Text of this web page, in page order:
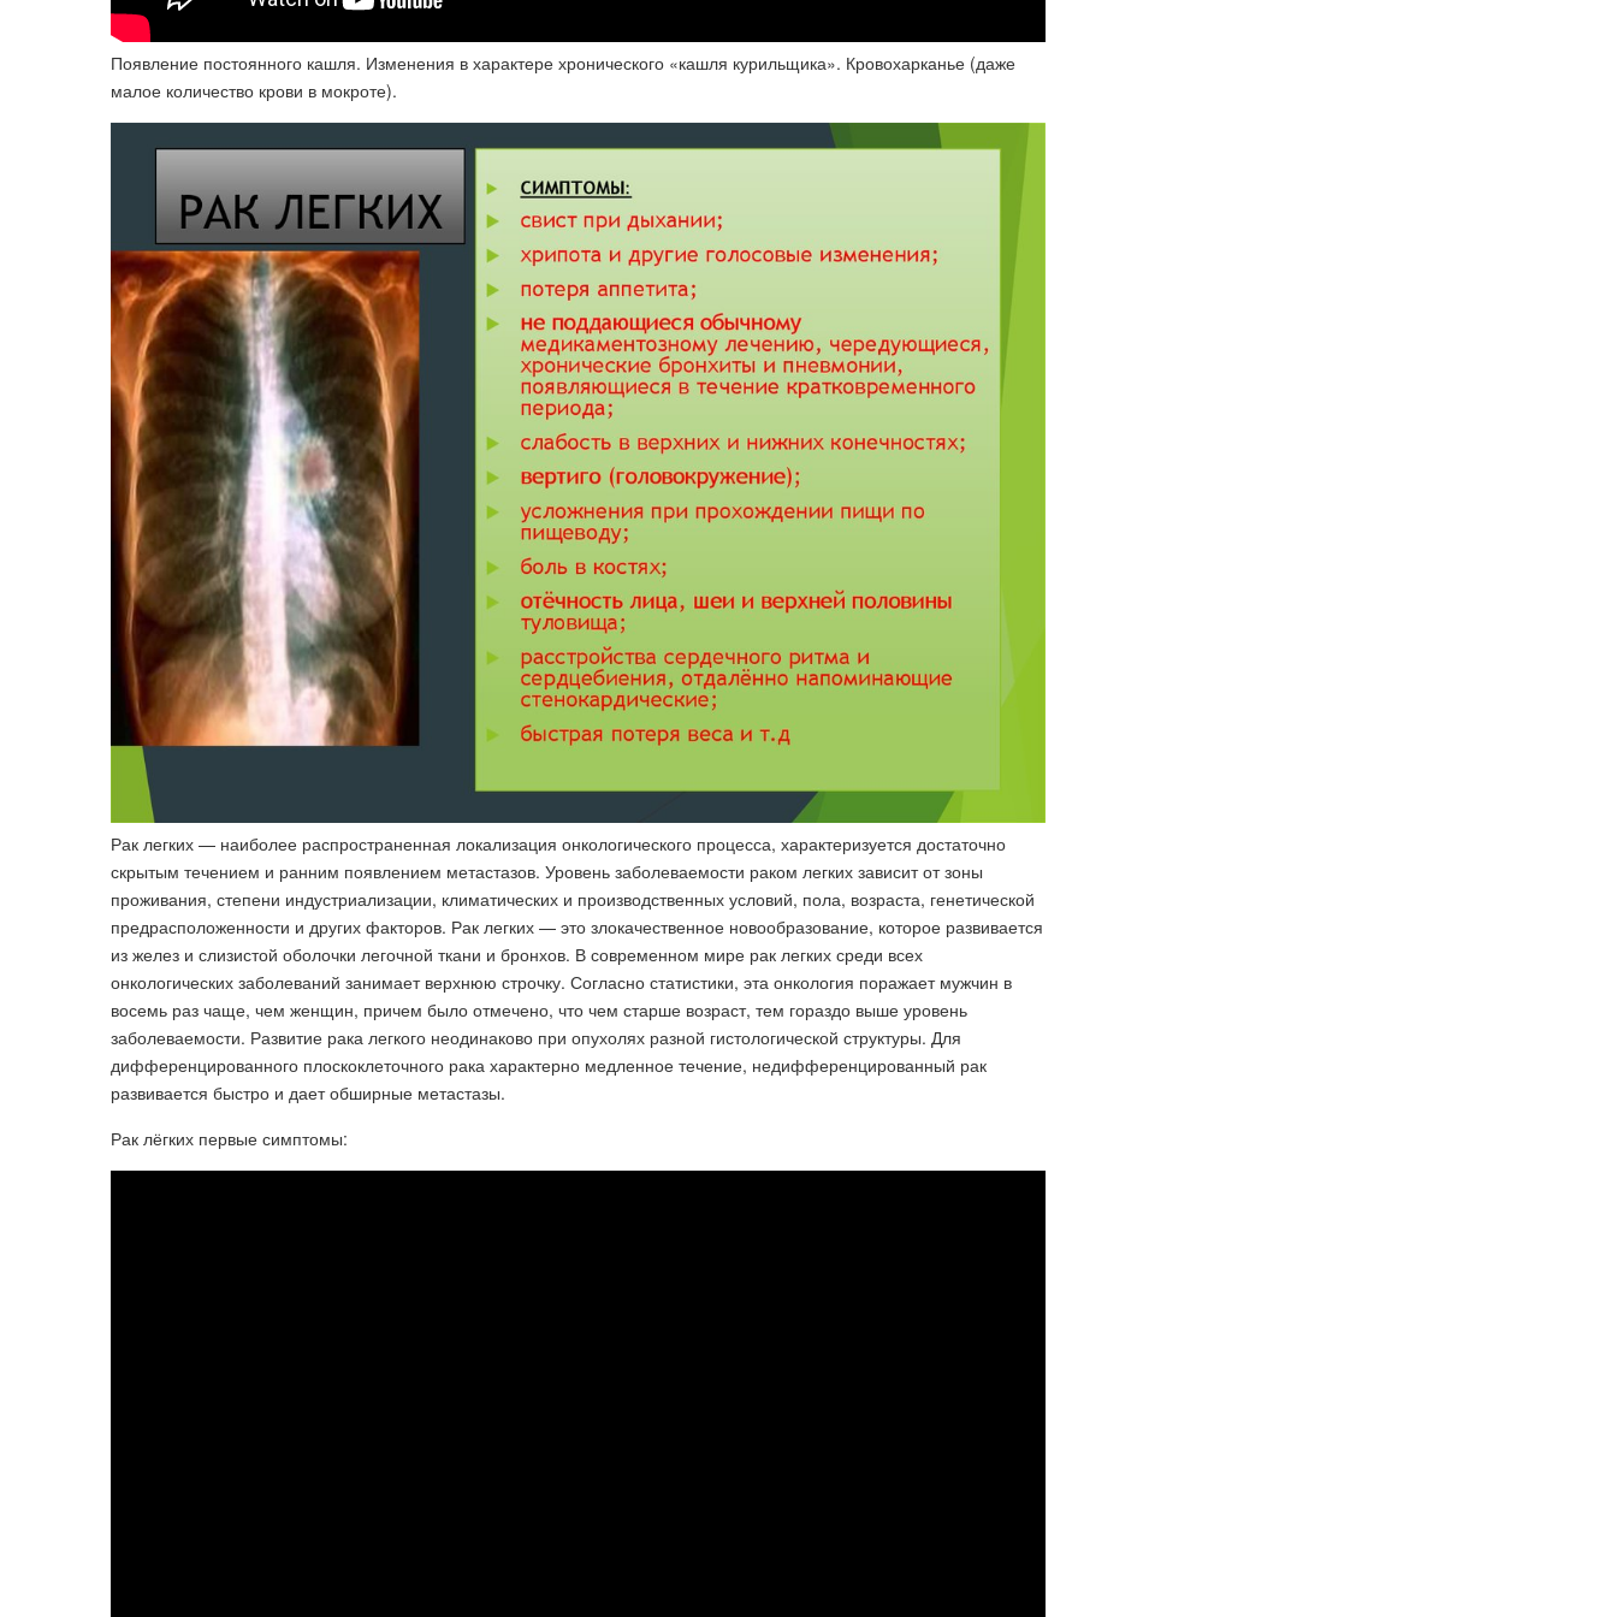
Появление постоянного кашля. Изменения в характере хронического «кашля курильщика». Кровохарканье (даже
малое количество крови в мокроте).
Рак легких — наиболее распространенная локализация онкологического процесса, характеризуется достаточно
скрытым течением и ранним появлением метастазов. Уровень заболеваемости раком легких зависит от зоны
проживания, степени индустриализации, климатических и производственных условий, пола, возраста, генетической
предрасположенности и других факторов. Рак легких — это злокачественное новообразование, которое развивается
из желез и слизистой оболочки легочной ткани и бронхов. В современном мире рак легких среди всех
онкологических заболеваний занимает верхнюю строчку. Согласно статистики, эта онкология поражает мужчин в
восемь раз чаще, чем женщин, причем было отмечено, что чем старше возраст, тем гораздо выше уровень
заболеваемости. Развитие рака легкого неодинаково при опухолях разной гистологической структуры. Для
дифференцированного плоскоклеточного рака характерно медленное течение, недифференцированный рак
развивается быстро и дает обширные метастазы.
Рак лёгких первые симптомы: